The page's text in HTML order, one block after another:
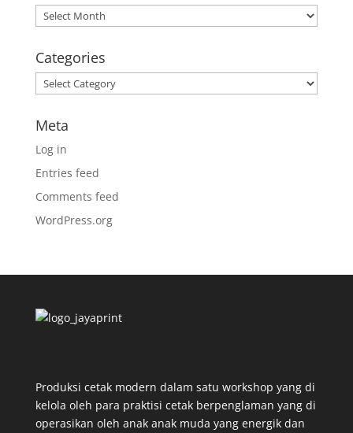
Archives
Categories
Categories
Meta
Log in
Entries feed
Comments feed
WordPress.org
Produksi cetak modern dalam satu workshop yang di
kelola oleh para praktisi cetak berpenglaman yang di
operasikan oleh anak anak muda yang energik dan